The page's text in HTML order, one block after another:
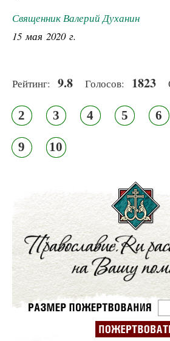
Священник Валерий Духанин
15 мая 2020 г.
Рейтинг: 9.8 Голосов: 1823
2 3 4 5 6
9 10